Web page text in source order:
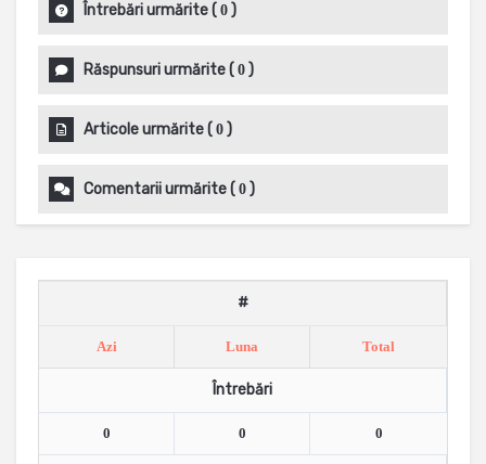
Întrebări urmărite( 0 )
Răspunsuri urmărite( 0 )
Articole urmărite( 0 )
Comentarii urmărite( 0 )
#
Azi Luna Total
Întrebări
0 0 0